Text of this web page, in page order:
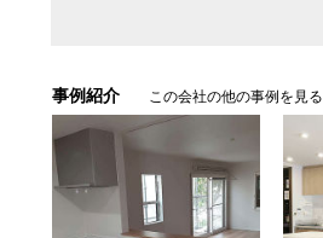
事例紹介 この会社の他の事例を見る